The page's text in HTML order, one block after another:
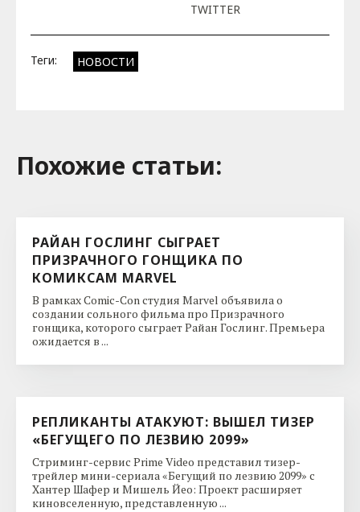
TWITTER
Теги: НОВОСТИ
Похожие cтатьи:
РАЙАН ГОСЛИНГ СЫГРАЕТ
ПРИЗРАЧНОГО ГОНЩИКА ПО
КОМИКСАМ MARVEL
В рамках Comic-Con студия Marvel объявила о
создании сольного фильма про Призрачного
гонщика, которого сыграет Райан Гослинг. Премьера
ожидается в ...
РЕПЛИКАНТЫ АТАКУЮТ: ВЫШЕЛ ТИЗЕР
«БЕГУЩЕГО ПО ЛЕЗВИЮ 2099»
Стриминг-сервис Prime Video представил тизер-
трейлер мини-сериала «Бегущий по лезвию 2099» с
Хантер Шафер и Мишель Йео: Проект расширяет
киновселенную, представленную ...